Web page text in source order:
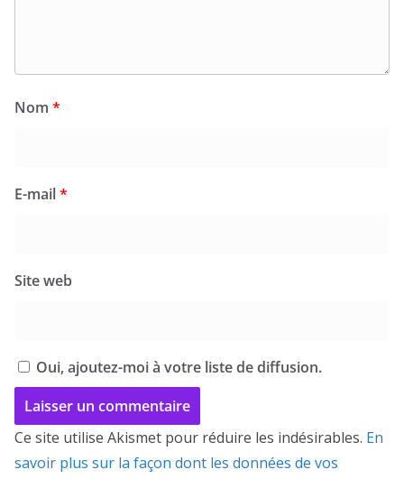
Nom *
E-mail*
Site web
Oui, ajoutez-moi à votre liste de diffusion.
Ce site utilise Akismet pour réduire les indésirables. En
savoir plus sur la façon dont les données de vos